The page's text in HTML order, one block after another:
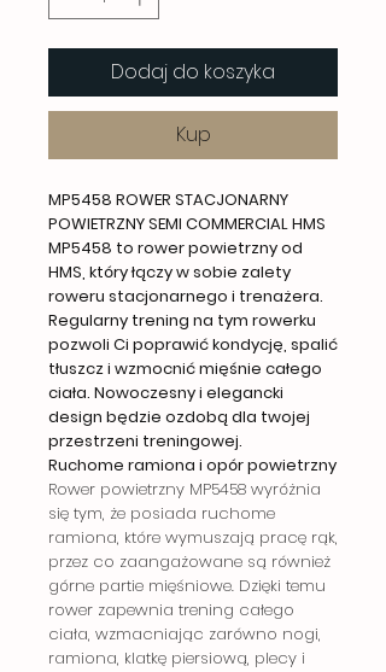
Dodaj do koszyka
Kup
MP5458 ROWER STACJONARNY
POWIETRZNY SEMI COMMERCIAL HMS
MP5458 to rower powietrzny od
HMS, który łączy w sobie zalety
roweru stacjonarnego i trenażera.
Regularny trening na tym rowerku
pozwoli Ci poprawić kondycję, spalić
tłuszcz i wzmocnić mięśnie całego
ciała. Nowoczesny i elegancki
design będzie ozdobą dla twojej
przestrzeni treningowej.
Ruchome ramiona i opór powietrzny
Rower powietrzny MP5458 wyróżnia
się tym, że posiada ruchome
ramiona, które wymuszają pracę rąk,
przez co zaangażowane są również
górne partie mięśniowe. Dzięki temu
rower zapewnia trening całego
ciała, wzmacniając zarówno nogi,
ramiona, klatkę piersiową, plecy i